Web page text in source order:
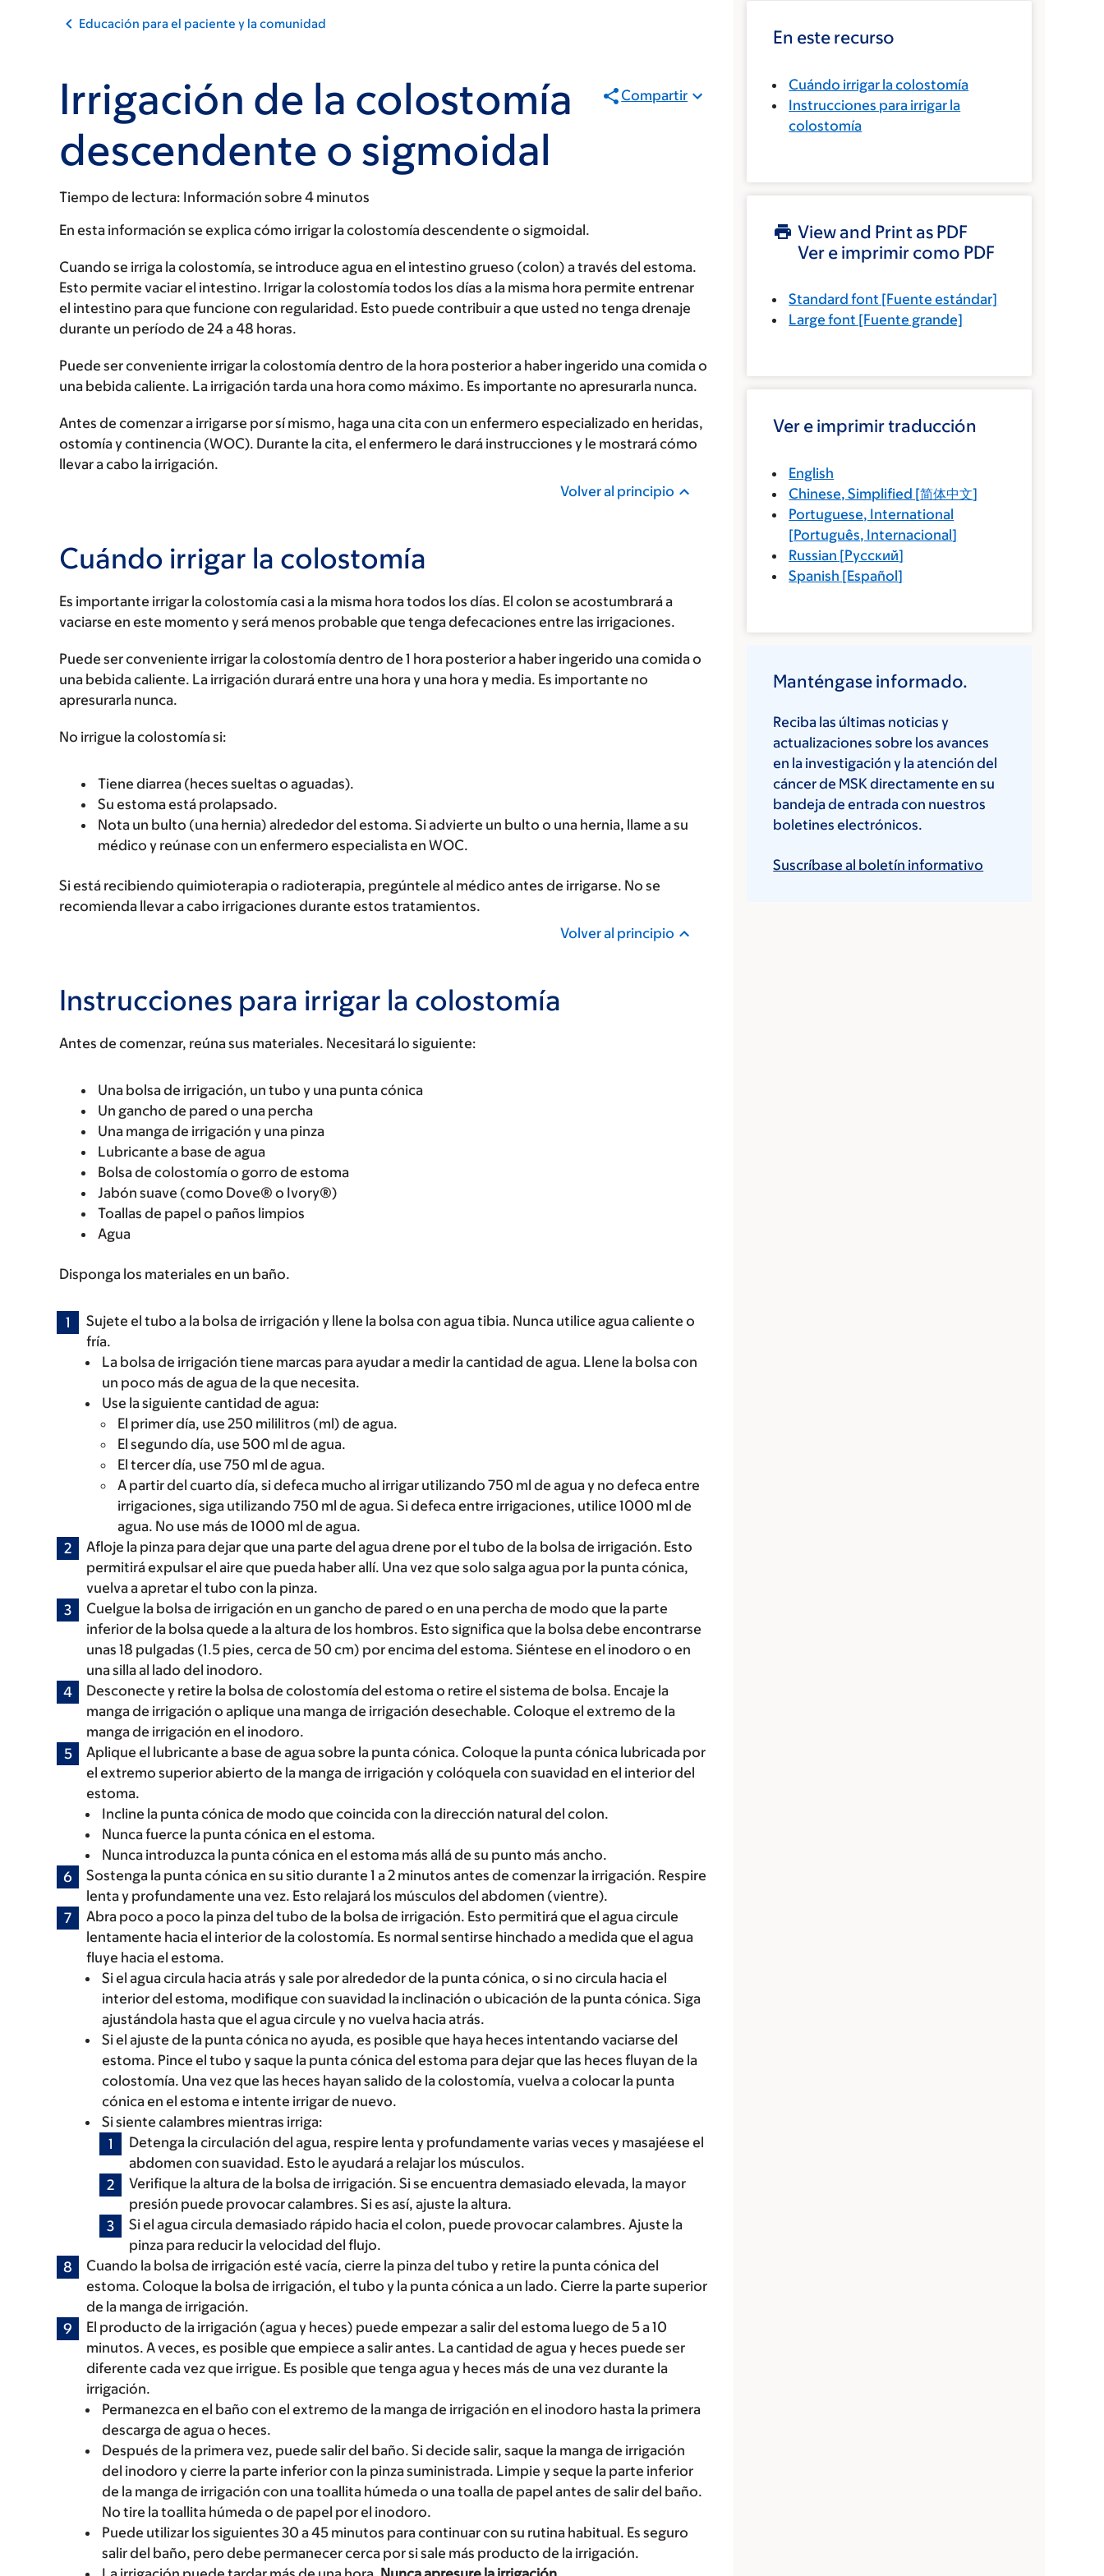
Educación para el paciente y la comunidad
Irrigación de la colostomía
descendente o sigmoidal
Compartir
Tiempo de lectura: Información sobre 4 minutos
En esta información se explica cómo irrigar la colostomía descendente o sigmoidal.
Cuando se irriga la colostomía, se introduce agua en el intestino grueso (colon) a través del estoma.
Esto permite vaciar el intestino. Irrigar la colostomía todos los días a la misma hora permite entrenar
el intestino para que funcione con regularidad. Esto puede contribuir a que usted no tenga drenaje
durante un período de 24 a 48 horas.
Puede ser conveniente irrigar la colostomía dentro de la hora posterior a haber ingerido una comida o
una bebida caliente. La irrigación tarda una hora como máximo. Es importante no apresurarla nunca.
Antes de comenzar a irrigarse por sí mismo, haga una cita con un enfermero especializado en heridas,
ostomía y continencia (WOC). Durante la cita, el enfermero le dará instrucciones y le mostrará cómo
llevar a cabo la irrigación.
Volver al principio
Cuándo irrigar la colostomía
Es importante irrigar la colostomía casi a la misma hora todos los días. El colon se acostumbrará a
vaciarse en este momento y será menos probable que tenga defecaciones entre las irrigaciones.
Puede ser conveniente irrigar la colostomía dentro de 1 hora posterior a haber ingerido una comida o
una bebida caliente. La irrigación durará entre una hora y una hora y media. Es importante no
apresurarla nunca.
No irrigue la colostomía si:
Tiene diarrea (heces sueltas o aguadas).
Su estoma está prolapsado.
Nota un bulto (una hernia) alrededor del estoma. Si advierte un bulto o una hernia, llame a su
médico y reúnase con un enfermero especialista en WOC.
Si está recibiendo quimioterapia o radioterapia, pregúntele al médico antes de irrigarse. No se
recomienda llevar a cabo irrigaciones durante estos tratamientos.
Volver al principio
Instrucciones para irrigar la colostomía
Antes de comenzar, reúna sus materiales. Necesitará lo siguiente:
Una bolsa de irrigación, un tubo y una punta cónica
Un gancho de pared o una percha
Una manga de irrigación y una pinza
Lubricante a base de agua
Bolsa de colostomía o gorro de estoma
Jabón suave (como Dove® o Ivory®)
Toallas de papel o paños limpios
Agua
Disponga los materiales en un baño.
Sujete el tubo a la bolsa de irrigación y llene la bolsa con agua tibia. Nunca utilice agua caliente o
fría.
La bolsa de irrigación tiene marcas para ayudar a medir la cantidad de agua. Llene la bolsa con
un poco más de agua de la que necesita.
Use la siguiente cantidad de agua:
El primer día, use 250 mililitros (ml) de agua.
El segundo día, use 500 ml de agua.
El tercer día, use 750 ml de agua.
A partir del cuarto día, si defeca mucho al irrigar utilizando 750 ml de agua y no defeca entre
irrigaciones, siga utilizando 750 ml de agua. Si defeca entre irrigaciones, utilice 1000 ml de
agua. No use más de 1000 ml de agua.
Afloje la pinza para dejar que una parte del agua drene por el tubo de la bolsa de irrigación. Esto
permitirá expulsar el aire que pueda haber allí. Una vez que solo salga agua por la punta cónica,
vuelva a apretar el tubo con la pinza.
Cuelgue la bolsa de irrigación en un gancho de pared o en una percha de modo que la parte
inferior de la bolsa quede a la altura de los hombros. Esto significa que la bolsa debe encontrarse
unas 18 pulgadas (1.5 pies, cerca de 50 cm) por encima del estoma. Siéntese en el inodoro o en
una silla al lado del inodoro.
Desconecte y retire la bolsa de colostomía del estoma o retire el sistema de bolsa. Encaje la
manga de irrigación o aplique una manga de irrigación desechable. Coloque el extremo de la
manga de irrigación en el inodoro.
Aplique el lubricante a base de agua sobre la punta cónica. Coloque la punta cónica lubricada por
el extremo superior abierto de la manga de irrigación y colóquela con suavidad en el interior del
estoma.
Incline la punta cónica de modo que coincida con la dirección natural del colon.
Nunca fuerce la punta cónica en el estoma.
Nunca introduzca la punta cónica en el estoma más allá de su punto más ancho.
Sostenga la punta cónica en su sitio durante 1 a 2 minutos antes de comenzar la irrigación. Respire
lenta y profundamente una vez. Esto relajará los músculos del abdomen (vientre).
Abra poco a poco la pinza del tubo de la bolsa de irrigación. Esto permitirá que el agua circule
lentamente hacia el interior de la colostomía. Es normal sentirse hinchado a medida que el agua
fluye hacia el estoma.
Si el agua circula hacia atrás y sale por alrededor de la punta cónica, o si no circula hacia el
interior del estoma, modifique con suavidad la inclinación o ubicación de la punta cónica. Siga
ajustándola hasta que el agua circule y no vuelva hacia atrás.
Si el ajuste de la punta cónica no ayuda, es posible que haya heces intentando vaciarse del
estoma. Pince el tubo y saque la punta cónica del estoma para dejar que las heces fluyan de la
colostomía. Una vez que las heces hayan salido de la colostomía, vuelva a colocar la punta
cónica en el estoma e intente irrigar de nuevo.
Si siente calambres mientras irriga:
Detenga la circulación del agua, respire lenta y profundamente varias veces y masajéese el
abdomen con suavidad. Esto le ayudará a relajar los músculos.
Verifique la altura de la bolsa de irrigación. Si se encuentra demasiado elevada, la mayor
presión puede provocar calambres. Si es así, ajuste la altura.
Si el agua circula demasiado rápido hacia el colon, puede provocar calambres. Ajuste la
pinza para reducir la velocidad del flujo.
Cuando la bolsa de irrigación esté vacía, cierre la pinza del tubo y retire la punta cónica del
estoma. Coloque la bolsa de irrigación, el tubo y la punta cónica a un lado. Cierre la parte superior
de la manga de irrigación.
El producto de la irrigación (agua y heces) puede empezar a salir del estoma luego de 5 a 10
minutos. A veces, es posible que empiece a salir antes. La cantidad de agua y heces puede ser
diferente cada vez que irrigue. Es posible que tenga agua y heces más de una vez durante la
irrigación.
Permanezca en el baño con el extremo de la manga de irrigación en el inodoro hasta la primera
descarga de agua o heces.
Después de la primera vez, puede salir del baño. Si decide salir, saque la manga de irrigación
del inodoro y cierre la parte inferior con la pinza suministrada. Limpie y seque la parte inferior
de la manga de irrigación con una toallita húmeda o una toalla de papel antes de salir del baño.
No tire la toallita húmeda o de papel por el inodoro.
Puede utilizar los siguientes 30 a 45 minutos para continuar con su rutina habitual. Es seguro
salir del baño, pero debe permanecer cerca por si sale más producto de la irrigación.
En este recurso
Cuándo irrigar la colostomía
Instrucciones para irrigar la
colostomía
View and Print as PDF
Ver e imprimir como PDF
Standard font [Fuente estándar]
Large font [Fuente grande]
Ver e imprimir traducción
English
Chinese, Simplified [简体中文]
Portuguese, International
[Português, Internacional]
Russian [Русский]
Spanish [Español]
Manténgase informado.
Reciba las últimas noticias y
actualizaciones sobre los avances
en la investigación y la atención del
cáncer de MSK directamente en su
bandeja de entrada con nuestros
boletines electrónicos.
Suscríbase al boletín informativo